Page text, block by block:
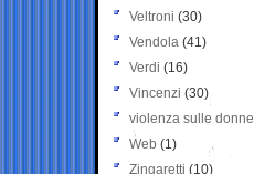
Veltroni (30)
Vendola (41)
Verdi (16)
Vincenzi (30)
violenza sulle donne
Web (1)
Zingaretti (10)